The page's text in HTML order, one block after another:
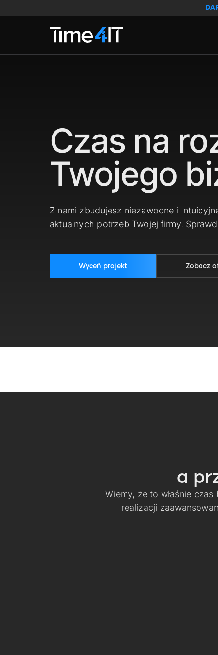
Czas na
Twojego
Z nami zbudujesz niezawodne i
aktualnych potrzeb Twojej firmy.
Wyceń projekt Zobacz
a
Wiemy, że to właśnie
realizacji